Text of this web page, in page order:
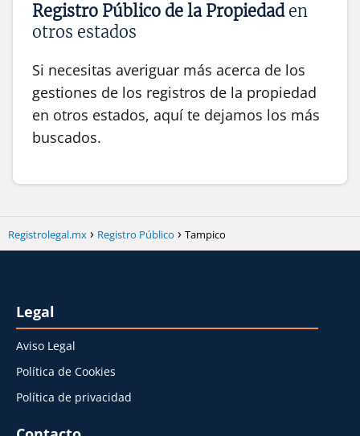
Registro Público de la Propiedaden
otros estados
Si necesitas averiguar más acerca de los
gestiones de los registros de la propiedad
en otros estados, aquí te dejamos los más
buscados.
Registrolegal.mx Registro Público Tampico
Legal
Aviso Legal
Política de Cookies
Política de privacidad